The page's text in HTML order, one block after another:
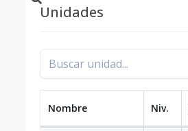
Unidades
Nombre Niv.